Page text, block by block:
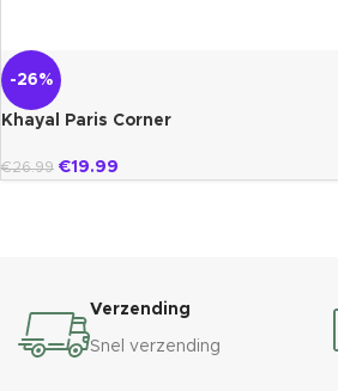
-26%
Khayal Paris Corner
€26.99 €19.99
Verzending
Snel verzending